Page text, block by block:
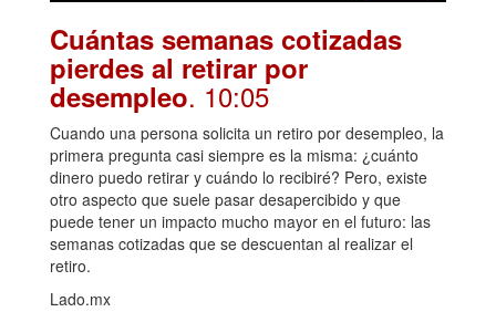
Cuántas semanas cotizadas
pierdes al retirar por
desempleo. 10:05
Cuando una persona solicita un retiro por desempleo, la
primera pregunta casi siempre es la misma: ¿cuánto
dinero puedo retirar y cuándo lo recibiré? Pero, existe
otro aspecto que suele pasar desapercibido y que
puede tener un impacto mucho mayor en el futuro: las
semanas cotizadas que se descuentan al realizar el
retiro.
Lado.mx